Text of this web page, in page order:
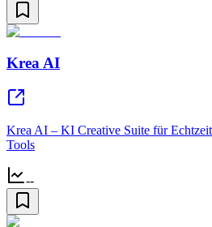
Krea AI
Krea AI – KI Creative Suite für
Tools
--